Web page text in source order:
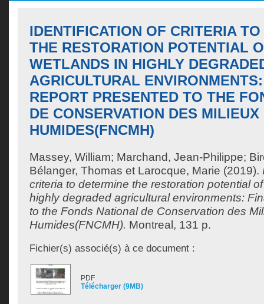
IDENTIFICATION OF CRITERIA
THE RESTORATION POTENTIAL
WETLANDS IN HIGHLY
AGRICULTURAL
REPORT PRESENTED TO THE
DE CONSERVATION DES MILIEUX
HUMIDES(FNCMH)
Massey, William; Marchand, Jean-Philippe;
Bélanger, Thomas et Larocque, Marie (2019).
criteria to determine the restoration potential
highly degraded agricultural environments:
to the Fonds National de Conservation des
Humides(FNCMH). Montreal, 131 p.
Fichier(s) associé(s) à ce document :
PDF
Télécharger (9MB)